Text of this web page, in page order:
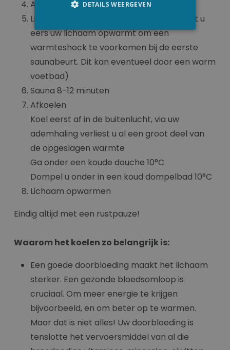
Afdrogen
Lichaam opwarmen ( Het is belangrijk dat u
eers uw lichaam opwarmt om een
warmteshock te voorkomen bij de eerste
saunabeurt. Dit kan eventueel door een warm
voetbad)
Sauna 8-12 minuten
Afkoelen
Koel eerst af in de buitenlucht, via uw
ademhaling verliest u al een groot deel van
de opgeslagen warmte
Ga onder een koude douche 10°C
Dompel u onder in een koud dompelbad 10°C
Lichaam opwarmen
Eindig altijd met een rustpauze!
Waarom het koelen zo belangrijk is:
Een goede doorbloeding maakt het lichaam
sterker. Een gezonde bloedsomloop is
cruciaal. Om meer energie te krijgen
bijvoorbeeld, en om beter op te warmen.
Maar dat is niet alles! Uw doorbloeding is
tenslotte het vervoersmiddel van al die
DETAILS WEERGEVEN